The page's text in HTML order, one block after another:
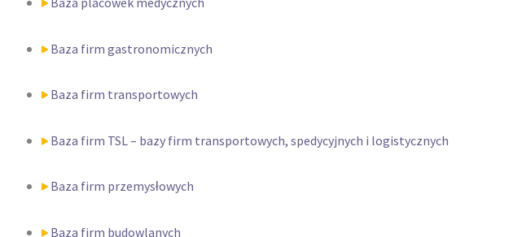
Baza firm gastronomicznych
Baza firm transportowych
Baza firm TSL – bazy firm transportowych, spedycyjnych i logistycznych
Baza firm przemysłowych
Baza firm budowlanych